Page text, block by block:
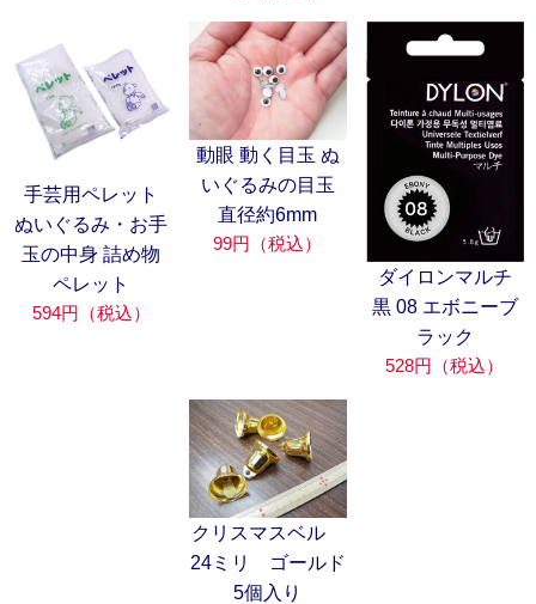
手芸用ペレット
ぬいぐるみ・お手
玉の中身 詰め物
ペレット
594円（税込）
動眼 動く目玉 ぬ
いぐるみの目玉
直径約6mm
99円（税込）
ダイロンマルチ
黒 08 エボニーブ
ラック
528円（税込）
クリスマスベル
24ミリ ゴールド
5個入り